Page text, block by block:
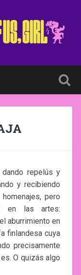
repelús y
y recibiendo
pero
en las artes:
aburrimiento en
finlandesa cuya
precisamente
O quizás algo